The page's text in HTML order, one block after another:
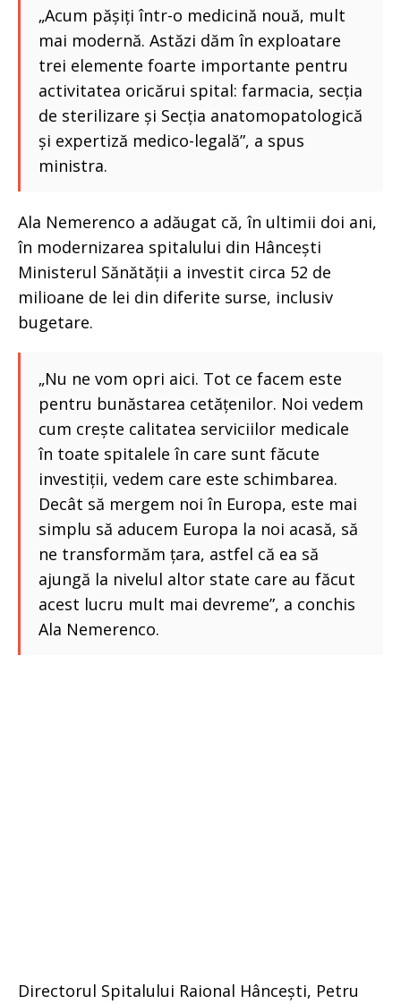
„Acum pășiți într-o medicină nouă, mult
mai modernă. Astăzi dăm în exploatare
trei elemente foarte importante pentru
activitatea oricărui spital: farmacia, secția
de sterilizare și Secția anatomopatologică
și expertiză medico-legală”, a spus
ministra.
Ala Nemerenco a adăugat că, în ultimii doi ani,
în modernizarea spitalului din Hâncești
Ministerul Sănătății a investit circa 52 de
milioane de lei din diferite surse, inclusiv
bugetare.
„Nu ne vom opri aici. Tot ce facem este
pentru bunăstarea cetățenilor. Noi vedem
cum crește calitatea serviciilor medicale
în toate spitalele în care sunt făcute
investiții, vedem care este schimbarea.
Decât să mergem noi în Europa, este mai
simplu să aducem Europa la noi acasă, să
ne transformăm țara, astfel că ea să
ajungă la nivelul altor state care au făcut
acest lucru mult mai devreme”, a conchis
Ala Nemerenco.
Directorul Spitalului Raional Hâncești, Petru